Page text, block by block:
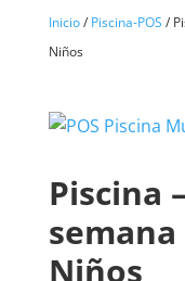
Inicio/ Piscina-POS /
Niños
Piscina
Niños